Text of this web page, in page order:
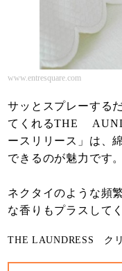
www.entresquare.com
サッとスプレーする
てくれるTHE
ースリリース」は、
できるのが魅力です。
ネクタイのような頻
な香りもプラスして
THE LAUNDRESS ク